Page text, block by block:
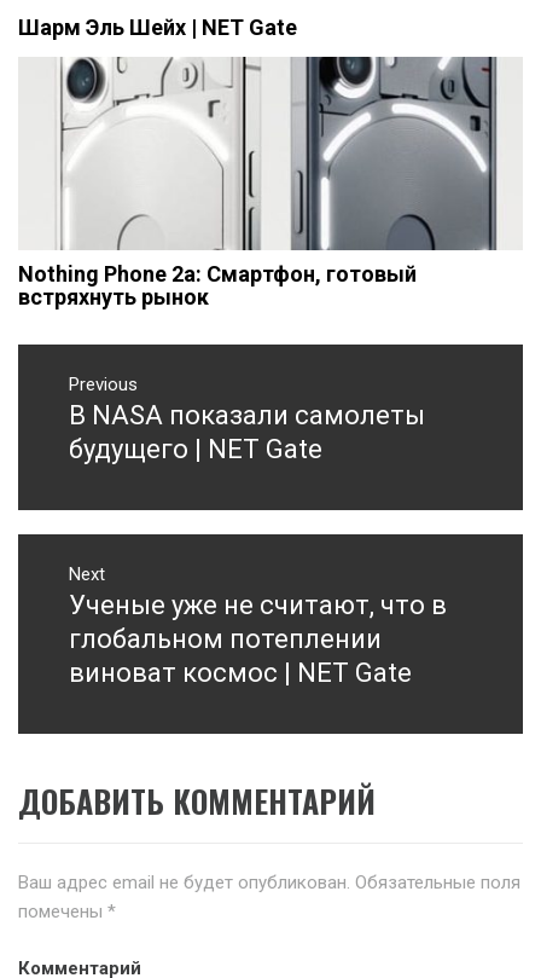
Шарм Эль Шейх | NET Gate
Nothing Phone 2a: Смартфон, готовый
встряхнуть рынок
Навигация
записям
Previous
Previous
post:
В NASA показали самолеты
будущего | NET Gate
Next
Next
post:
Ученые уже не считают, что в
глобальном потеплении
виноват космос | NET Gate
ДОБАВИТЬ КОММЕНТАРИЙ
Ваш адрес email не будет опубликован. Обязательные поля
помечены *
Комментарий